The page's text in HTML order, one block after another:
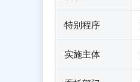
特别程序
实施主体